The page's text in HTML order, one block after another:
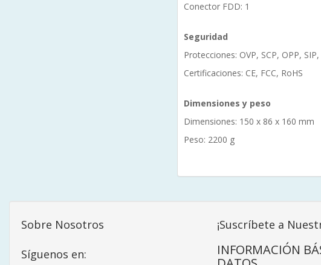
Conector FDD: 1
Seguridad
Protecciones: OVP, SCP, OPP, SIP,
Certificaciones: CE, FCC, RoHS
Dimensiones y peso
Dimensiones: 150 x 86 x 160 mm
Peso: 2200 g
Sobre Nosotros
Síguenos en:
¡Suscríbete a
INFORMACIÓN